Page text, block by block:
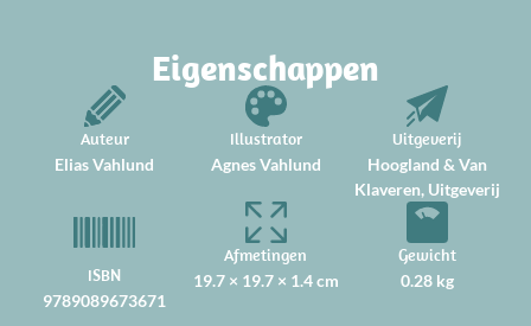
Eigenschappen
Auteur
Elias Vahlund
Illustrator
Agnes Vahlund
Uitgeverij
Hoogland & Van
Klaveren, Uitgeverij
ISBN
9789089673671
Afmetingen
19.7 × 19.7 × 1.4 cm
Gewicht
0.28 kg